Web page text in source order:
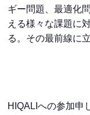
ギー問題、最適化
える様々な課題に
る。その最前線に
HIQALIへの参加申